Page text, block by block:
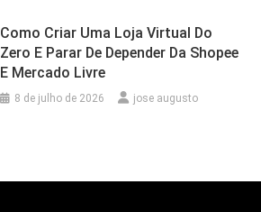
Como Criar Uma Loja Virtual Do
Zero E Parar De Depender Da Shopee
E Mercado Livre
8 de julho de 2026 jose augusto